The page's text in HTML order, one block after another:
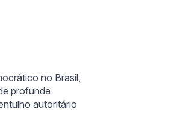
no Brasil,
profunda
autoritário